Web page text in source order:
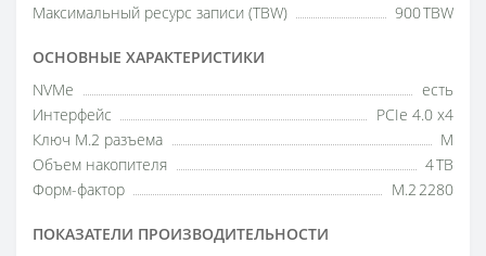
Максимальный ресурс записи (TBW) 900 TBW
ОСНОВНЫЕ ХАРАКТЕРИСТИКИ
NVMe
есть
Интерфейс
PCIe 4.0 x4
Ключ M.2 разъема
М
Объем накопителя
4 TB
Форм-фактор
M.2 2280
ПОКАЗАТЕЛИ ПРОИЗВОДИТЕЛЬНОСТИ